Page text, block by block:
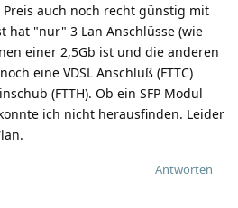
auch noch recht günstig mit
hat "nur" 3 Lan Anschlüsse (wie
einer 2,5Gb ist und die anderen
eine VDSL Anschluß (FTTC)
(FTTH). Ob ein SFP Modul
ich nicht herausfinden. Leider
Antworten